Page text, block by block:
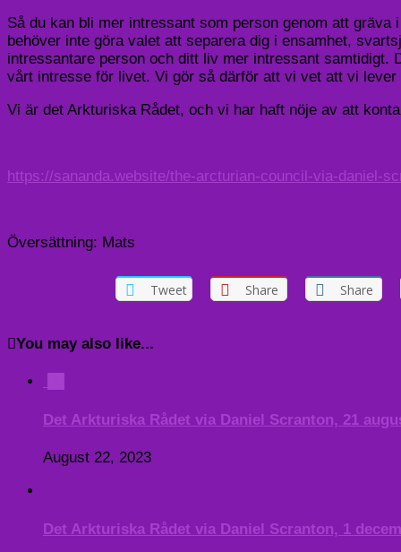
Så du kan bli mer intressant som person genom att
behöver inte göra valet att separera dig i ensamhet,
intressantare person och ditt liv mer intressant
vårt intresse för livet. Vi gör så därför att vi vet att vi
Vi är det Arkturiska Rådet, och vi har haft nöje av att
https://sananda.website/the-arcturian-council-via-daniel-
Översättning: Mats
Tweet Share Share
You may also like...
Det Arkturiska Rådet via Daniel Scranton, 21
August 22, 2023
Det Arkturiska Rådet via Daniel Scranton, 1